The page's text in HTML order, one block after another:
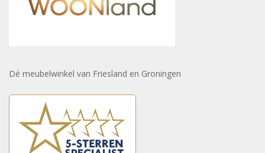
Dé meubelwinkel van Friesland en Groningen